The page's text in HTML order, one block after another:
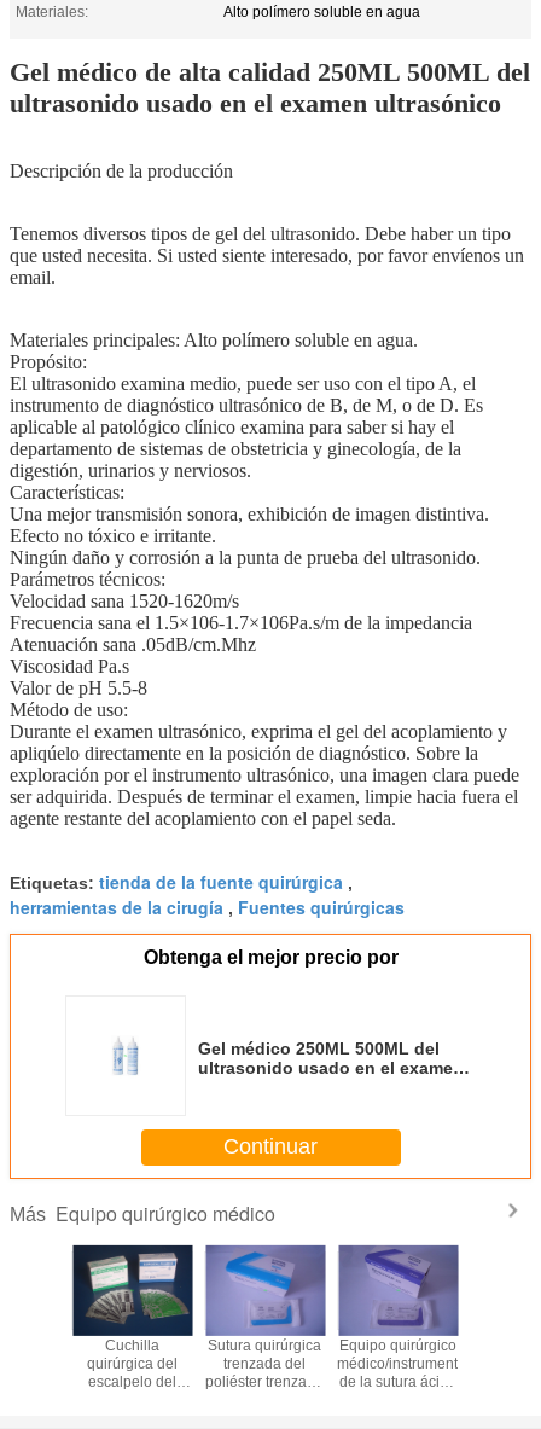
Materiales:
Alto polímero soluble en agua
Gel médico de alta calidad 250ML 500ML del
ultrasonido usado en el examen ultrasónico
Descripción de la producción
Tenemos diversos tipos de gel del ultrasonido. Debe haber un tipo
que usted necesita. Si usted siente interesado, por favor envíenos un
email.
Materiales principales: Alto polímero soluble en agua.
Propósito:
El ultrasonido examina medio, puede ser uso con el tipo A, el
instrumento de diagnóstico ultrasónico de B, de M, o de D. Es
aplicable al patológico clínico examina para saber si hay el
departamento de sistemas de obstetricia y ginecología, de la
digestión, urinarios y nerviosos.
Características:
Una mejor transmisión sonora, exhibición de imagen distintiva.
Efecto no tóxico e irritante.
Ningún daño y corrosión a la punta de prueba del ultrasonido.
Parámetros técnicos:
Velocidad sana 1520-1620m/s
Frecuencia sana el 1.5×106-1.7×106Pa.s/m de la impedancia
Atenuación sana .05dB/cm.Mhz
Viscosidad Pa.s
Valor de pH 5.5-8
Método de uso:
Durante el examen ultrasónico, exprima el gel del acoplamiento y
apliqúelo directamente en la posición de diagnóstico. Sobre la
exploración por el instrumento ultrasónico, una imagen clara puede
ser adquirida. Después de terminar el examen, limpie hacia fuera el
agente restante del acoplamiento con el papel seda.
Etiquetas: tienda de la fuente quirúrgica ,
herramientas de la cirugía , Fuentes quirúrgicas
Obtenga el mejor precio por
Gel médico 250ML 500ML del
ultrasonido usado en el examen
Continuar
Más Equipo quirúrgico médico
Cuchilla
quirúrgica del
escalpelo del
Sutura quirúrgica
trenzada del
poliéster trenzado
Equipo quirúrgico
médico/instrumentos
de la sutura ácida